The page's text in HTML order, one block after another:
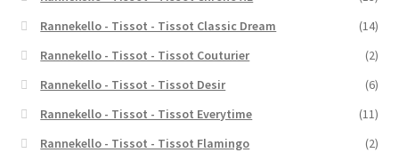
Rannekello - Tissot - Tissot Classic Dream
(14)
Rannekello - Tissot - Tissot Couturier
(2)
Rannekello - Tissot - Tissot Desir
(6)
Rannekello - Tissot - Tissot Everytime
(11)
Rannekello - Tissot - Tissot Flamingo
(2)